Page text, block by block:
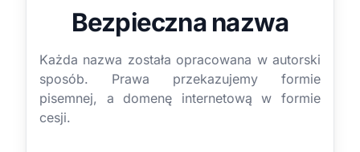
Bezpieczna nazwa
Każda nazwa została opracowana w autorski
sposób. Prawa przekazujemy formie
pisemnej, a domenę internetową w formie
cesji.